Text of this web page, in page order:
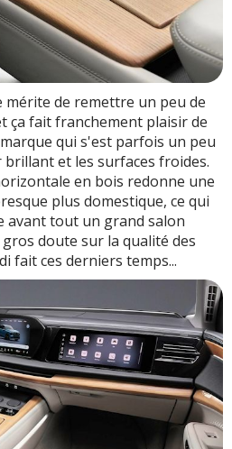
mérite de remettre un peu de
ça fait franchement plaisir de
qui s'est parfois un peu
et les surfaces froides.
en bois redonne une
plus domestique, ce qui
avant tout un grand salon
doute sur la qualité des
fait ces derniers temps...